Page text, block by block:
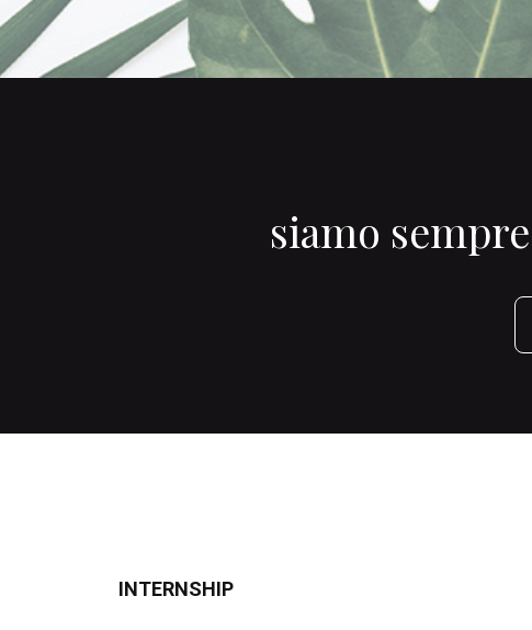
siamo
INTERNSHIP